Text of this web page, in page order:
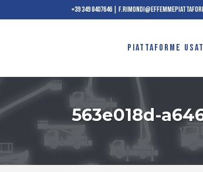
+39 349 8407646|
PIATTAFORME
563e018d-